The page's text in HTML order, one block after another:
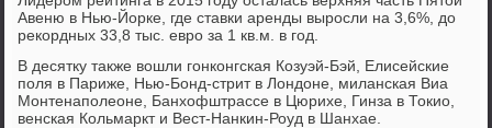
Авеню в Нью-Йорке, где ставки аренды выросли на 3,6%, до
рекордных 33,8 тыс. евро за 1 кв.м. в год.
В десятку также вошли гонконгская Козуэй-Бэй, Елисейские
поля в Париже, Нью-Бонд-стрит в Лондоне, миланская Виа
Монтенаполеоне, Банхофштрассе в Цюрихе, Гинза в Токио,
венская Кольмаркт и Вест-Нанкин-Роуд в Шанхае.